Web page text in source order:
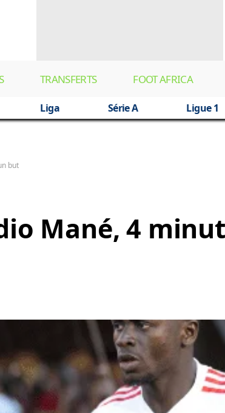
TRANSFERTS FOOT AFRICA
Liga Série A Ligue 1
but
Mané, 4